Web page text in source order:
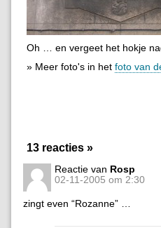
Oh … en vergeet het hokje
» Meer foto's in het foto van
13 reacties »
Reactie van Rosp
02-11-2005 om 2:30
zingt even “Rozanne” …